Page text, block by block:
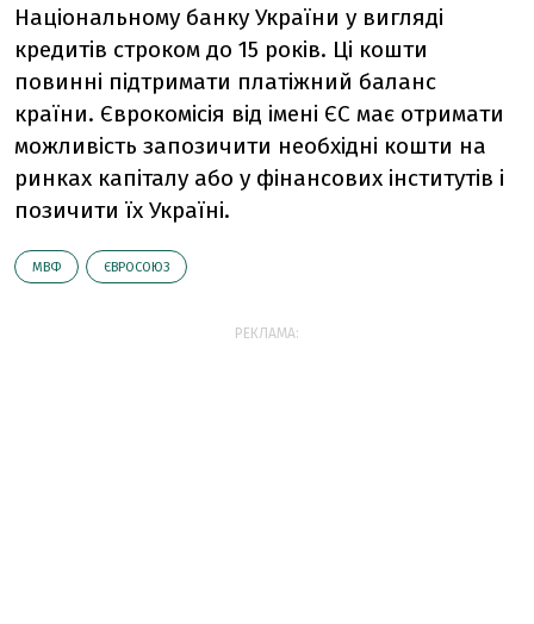
Національному банку України у вигляді
кредитів строком до 15 років. Ці кошти
повинні підтримати платіжний баланс
країни. Єврокомісія від імені ЄС має отримати
можливість запозичити необхідні кошти на
ринках капіталу або у фінансових інститутів і
позичити їх Україні.
МВФ ЄВРОСОЮЗ
РЕКЛАМА: